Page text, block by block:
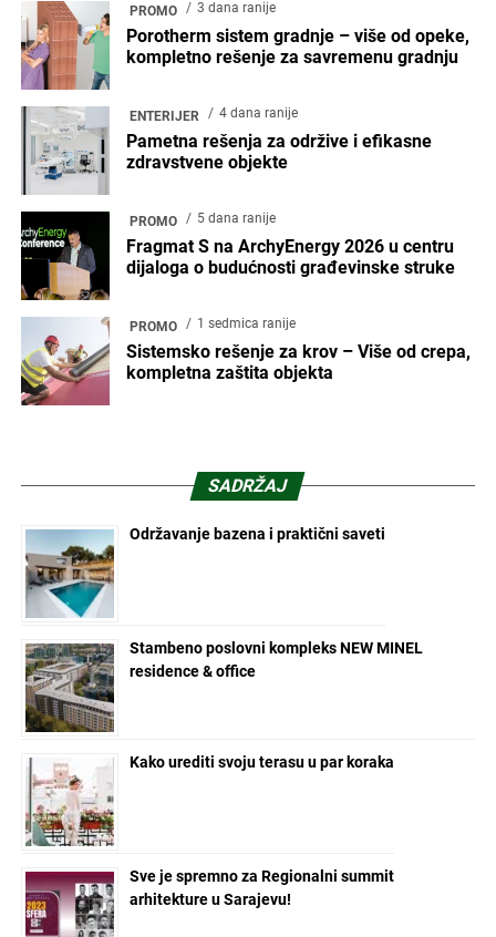
PROMO 3 dana ranije
Porotherm sistem gradnje – više od opeke,
kompletno rešenje za savremenu gradnju
ENTERIJER 4 dana ranije
Pametna rešenja za održive i efikasne
zdravstvene objekte
PROMO 5 dana ranije
Fragmat S na ArchyEnergy 2026 u centru
dijaloga o budućnosti građevinske struke
PROMO 1 sedmica ranije
Sistemsko rešenje za krov – Više od crepa,
kompletna zaštita objekta
SADRŽAJ
Održavanje bazena i praktični saveti
Stambeno poslovni kompleks NEW MINEL
residence & office
Kako urediti svoju terasu u par koraka
Sve je spremno za Regionalni summit
arhitekture u Sarajevu!